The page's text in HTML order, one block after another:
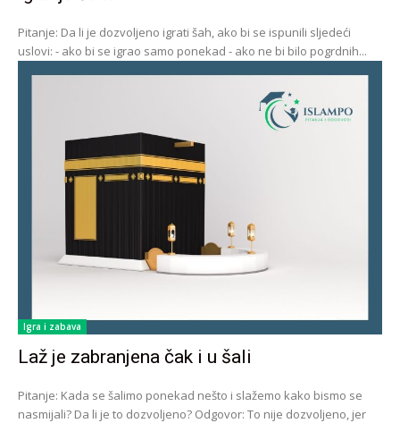
Pitanje: Da li je dozvoljeno igrati šah, ako bi se ispunili sljedeći
uslovi: - ako bi se igrao samo ponekad - ako ne bi bilo pogrdnih...
Igra i zabava
Laž je zabranjena čak i u šali
Pitanje: Kada se šalimo ponekad nešto i slažemo kako bismo se
nasmijali? Da li je to dozvoljeno? Odgovor: To nije dozvoljeno, jer